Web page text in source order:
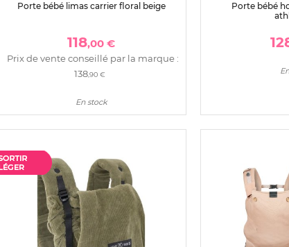
Porte bébé limas carrier floral beige
118,00 €
Prix de vente conseillé par la marque :
138,90 €
En stock
Porte bébé